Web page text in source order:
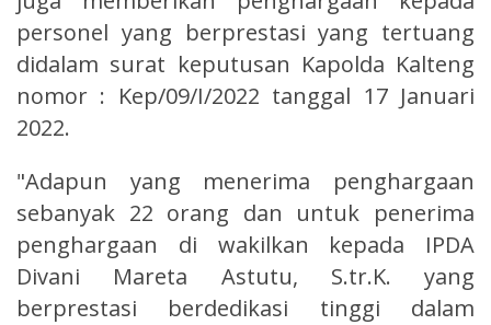
personel yang berprestasi yang tertuang
didalam surat keputusan Kapolda Kalteng
nomor : Kep/09/I/2022 tanggal 17 Januari
2022.
"Adapun yang menerima penghargaan
sebanyak 22 orang dan untuk penerima
penghargaan di wakilkan kepada IPDA
Divani Mareta Astutu, S.tr.K. yang
berprestasi berdedikasi tinggi dalam